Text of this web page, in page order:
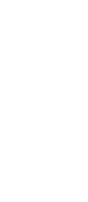
hongkong-
06/25/2013 -